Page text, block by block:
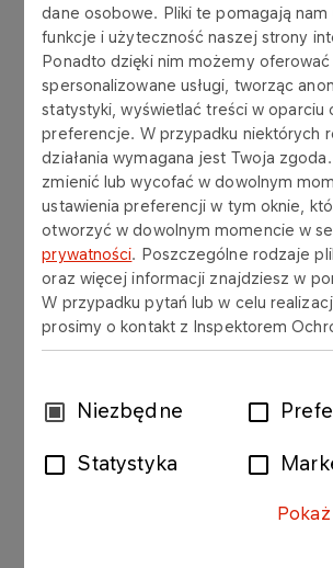
dane osobowe. Pliki te pomagają nam
funkcje i użyteczność naszej strony
Ponadto dzięki nim możemy oferować
spersonalizowane usługi, tworząc
statystyki, wyświetlać treści w oparciu
preferencje. W przypadku niektórych
działania wymagana jest Twoja
zmienić lub wycofać w dowolnym
ustawienia preferencji w tym oknie,
otworzyć w dowolnym momencie w
prywatności. Poszczególne rodzaje
oraz więcej informacji znajdziesz w
W przypadku pytań lub w celu
prosimy o kontakt z Inspektorem
WybórNiezbędne
Statystyka
To aplikacja informatyczna
systemami elektronicznymi
umożliwiająca klientom
składanie zamówień na
Aplikacja zapewnia dostęp do
finansowych (saldo, przelewy,
kontraktów oraz możliwość
sprzedażowych. Dane
zgodnie z przyjętymi standardami
indywidualny login i hasło
oferowana klientom bezpłatnie po
nami stosownej umowy.
Pliki do pobrania